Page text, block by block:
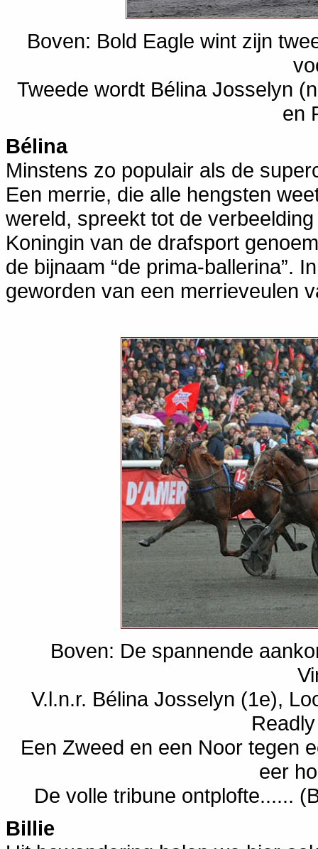
Boven: Bold Eagle wint zijn
Tweede wordt Bélina Josselyn
en
Bélina
Minstens zo populair als de
Een merrie, die alle hengsten
wereld, spreekt tot de
Koningin van de drafsport
de bijnaam “de prima-ballerina”.
geworden van een merrieveulen
Boven: De spannende
V.l.n.r. Bélina Josselyn (1e),
Een Zweed en een Noor tegen
eer
De volle tribune ontplofte......
Billie